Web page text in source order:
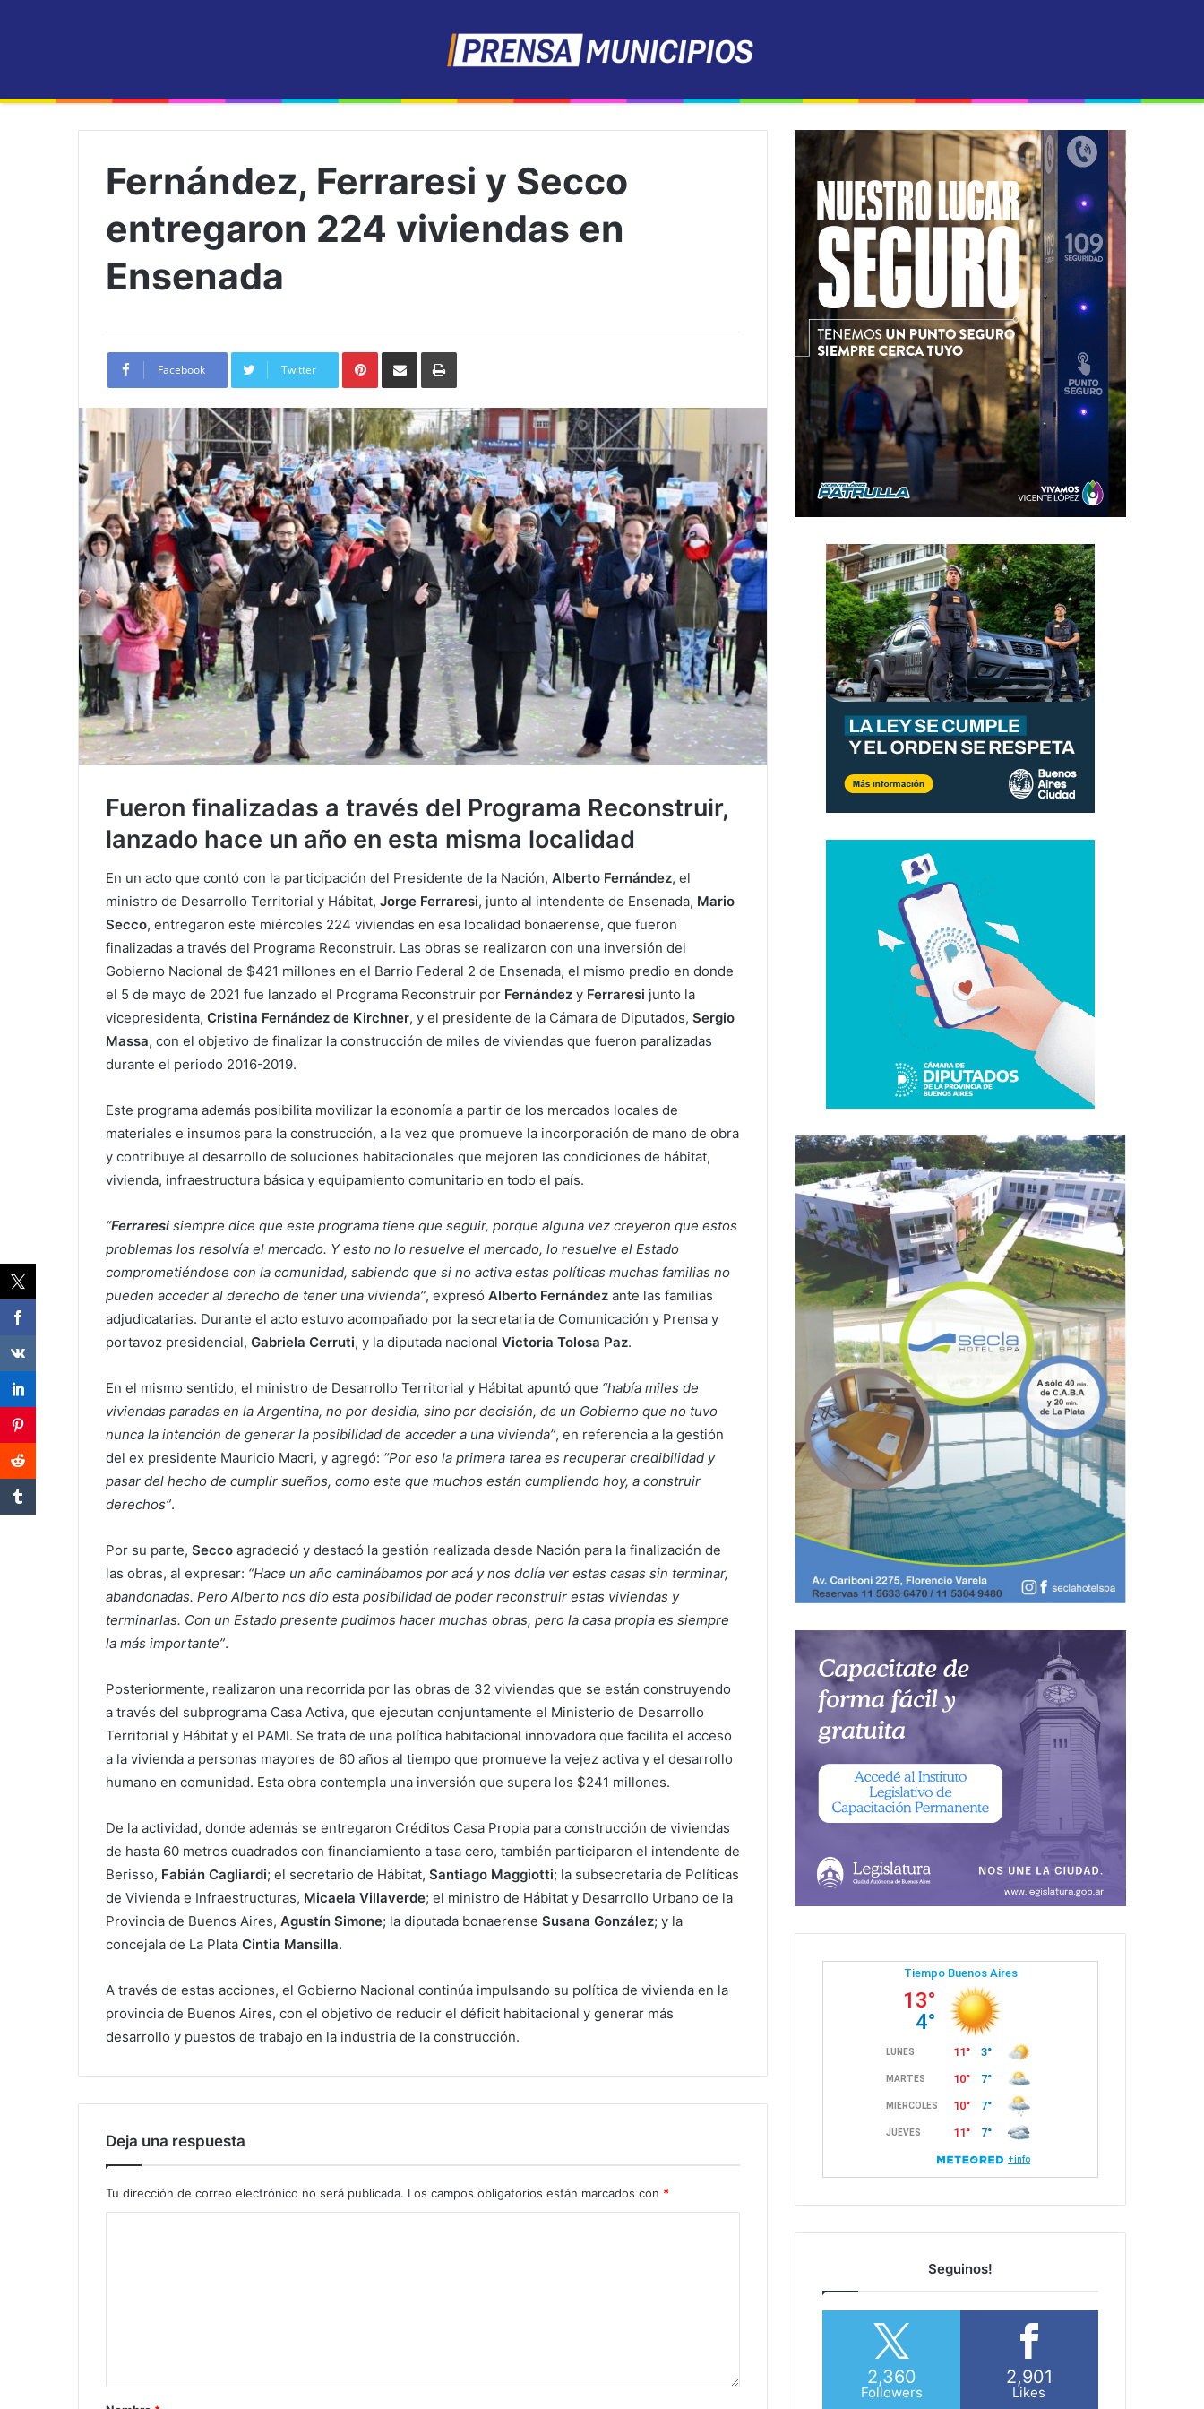
Fernández, Ferraresi y Secco
entregaron 224 viviendas en
Ensenada
Facebook Twitter
PinterestShare
Email
Print
Fueron finalizadas a través del Programa Reconstruir,
lanzado hace un año en esta misma localidad
En un acto que contó con la participación del Presidente de la Nación, Alberto Fernández, el
ministro de Desarrollo Territorial y Hábitat, Jorge Ferraresi, junto al intendente de Ensenada, Mario
Secco, entregaron este miércoles 224 viviendas en esa localidad bonaerense, que fueron
finalizadas a través del Programa Reconstruir. Las obras se realizaron con una inversión del
Gobierno Nacional de $421 millones en el Barrio Federal 2 de Ensenada, el mismo predio en donde
el 5 de mayo de 2021 fue lanzado el Programa Reconstruir por Fernández y Ferraresi junto la
vicepresidenta, Cristina Fernández de Kirchner, y el presidente de la Cámara de Diputados, Sergio
Massa, con el objetivo de finalizar la construcción de miles de viviendas que fueron paralizadas
durante el periodo 2016-2019.
Este programa además posibilita movilizar la economía a partir de los mercados locales de
materiales e insumos para la construcción, a la vez que promueve la incorporación de mano de obra
y contribuye al desarrollo de soluciones habitacionales que mejoren las condiciones de hábitat,
vivienda, infraestructura básica y equipamiento comunitario en todo el país.
“Ferraresi siempre dice que este programa tiene que seguir, porque alguna vez creyeron que estos
problemas los resolvía el mercado. Y esto no lo resuelve el mercado, lo resuelve el Estado
comprometiéndose con la comunidad, sabiendo que si no activa estas políticas muchas familias no
pueden acceder al derecho de tener una vivienda”, expresó Alberto Fernández ante las familias
adjudicatarias. Durante el acto estuvo acompañado por la secretaria de Comunicación y Prensa y
portavoz presidencial, Gabriela Cerruti, y la diputada nacional Victoria Tolosa Paz.
En el mismo sentido, el ministro de Desarrollo Territorial y Hábitat apuntó que “había miles de
viviendas paradas en la Argentina, no por desidia, sino por decisión, de un Gobierno que no tuvo
nunca la intención de generar la posibilidad de acceder a una vivienda”, en referencia a la gestión
del ex presidente Mauricio Macri, y agregó: “Por eso la primera tarea es recuperar credibilidad y
pasar del hecho de cumplir sueños, como este que muchos están cumpliendo hoy, a construir
derechos”.
Por su parte, Secco agradeció y destacó la gestión realizada desde Nación para la finalización de
las obras, al expresar: “Hace un año caminábamos por acá y nos dolía ver estas casas sin terminar,
abandonadas. Pero Alberto nos dio esta posibilidad de poder reconstruir estas viviendas y
terminarlas. Con un Estado presente pudimos hacer muchas obras, pero la casa propia es siempre
la más importante”.
Posteriormente, realizaron una recorrida por las obras de 32 viviendas que se están construyendo
a través del subprograma Casa Activa, que ejecutan conjuntamente el Ministerio de Desarrollo
Territorial y Hábitat y el PAMI. Se trata de una política habitacional innovadora que facilita el acceso
a la vivienda a personas mayores de 60 años al tiempo que promueve la vejez activa y el desarrollo
humano en comunidad. Esta obra contempla una inversión que supera los $241 millones.
De la actividad, donde además se entregaron Créditos Casa Propia para construcción de viviendas
de hasta 60 metros cuadrados con financiamiento a tasa cero, también participaron el intendente de
Berisso, Fabián Cagliardi; el secretario de Hábitat, Santiago Maggiotti; la subsecretaria de Políticas
de Vivienda e Infraestructuras, Micaela Villaverde; el ministro de Hábitat y Desarrollo Urbano de la
Provincia de Buenos Aires, Agustín Simone; la diputada bonaerense Susana González; y la
concejala de La Plata Cintia Mansilla.
A través de estas acciones, el Gobierno Nacional continúa impulsando su política de vivienda en la
provincia de Buenos Aires, con el objetivo de reducir el déficit habitacional y generar más
desarrollo y puestos de trabajo en la industria de la construcción.
Deja una respuesta
Tu dirección de correo electrónico no será publicada. Los campos obligatorios están marcados con *
Seguinos!
2,360
Followers
2,901
Likes